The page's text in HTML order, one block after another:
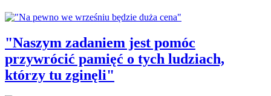
"Naszym zadaniem jest pomóc
przywrócić pamięć o tych ludziach,
którzy tu zginęli"